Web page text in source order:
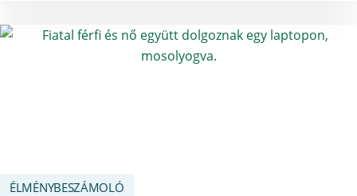
ÉLMÉNYBESZÁMOLÓ